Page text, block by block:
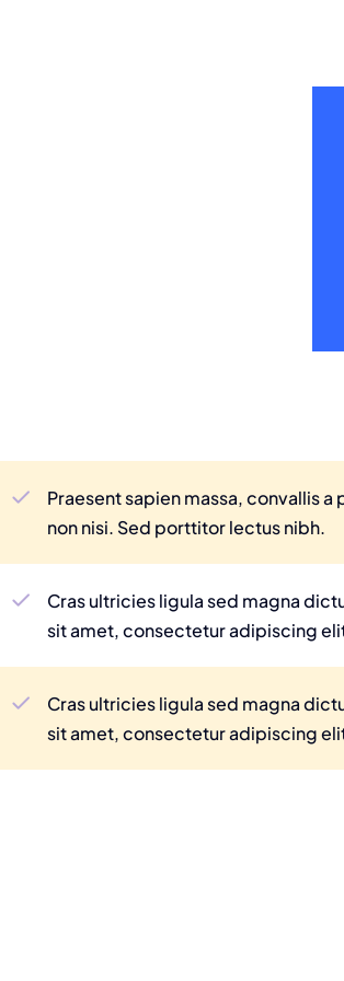
Praesent sapien massa, convallis
non nisi. Sed porttitor lectus nibh.
Cras ultricies ligula sed magna
sit amet, consectetur adipiscing
Cras ultricies ligula sed magna
sit amet, consectetur adipiscing